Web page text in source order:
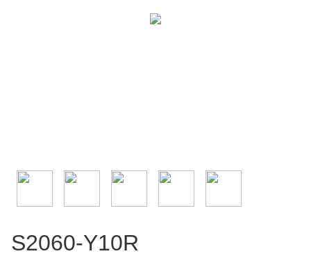
S2060-Y10R